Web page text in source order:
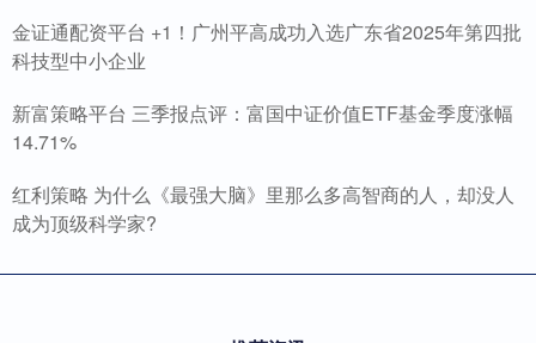
金证通配资平台 +1！广州平高成功入选广东省2025年第四批
科技型中小企业
新富策略平台 三季报点评：富国中证价值ETF基金季度涨幅
14.71%
红利策略 为什么《最强大脑》里那么多高智商的人，却没人
成为顶级科学家?